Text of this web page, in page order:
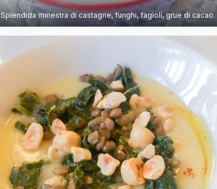
Splendida minestra di castagne, funghi, fagioli, grue di cacao.